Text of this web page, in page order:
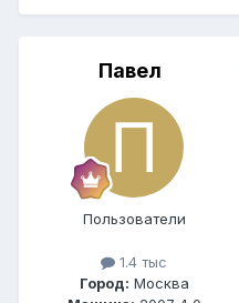
Павел
Пользователи
1.4 тыс
Город: Москва